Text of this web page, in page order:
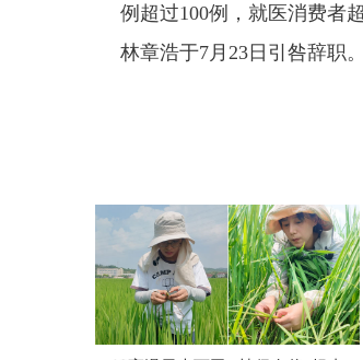
例超过100例，就医消费者
林章浩于7月23日引咎辞职